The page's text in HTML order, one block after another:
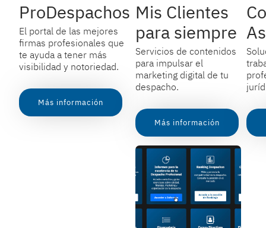
ProDespachos
El portal de las mejores
firmas profesionales que
te ayuda a tener más
visibilidad y notoriedad.
Más información
Mis Clientes
para siempre
Servicios de contenidos
para impulsar el
marketing digital de tu
despacho.
Más información